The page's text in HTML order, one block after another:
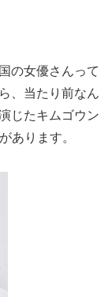
の女優さんって
、当たり前なん
じたキムゴウン
あります。